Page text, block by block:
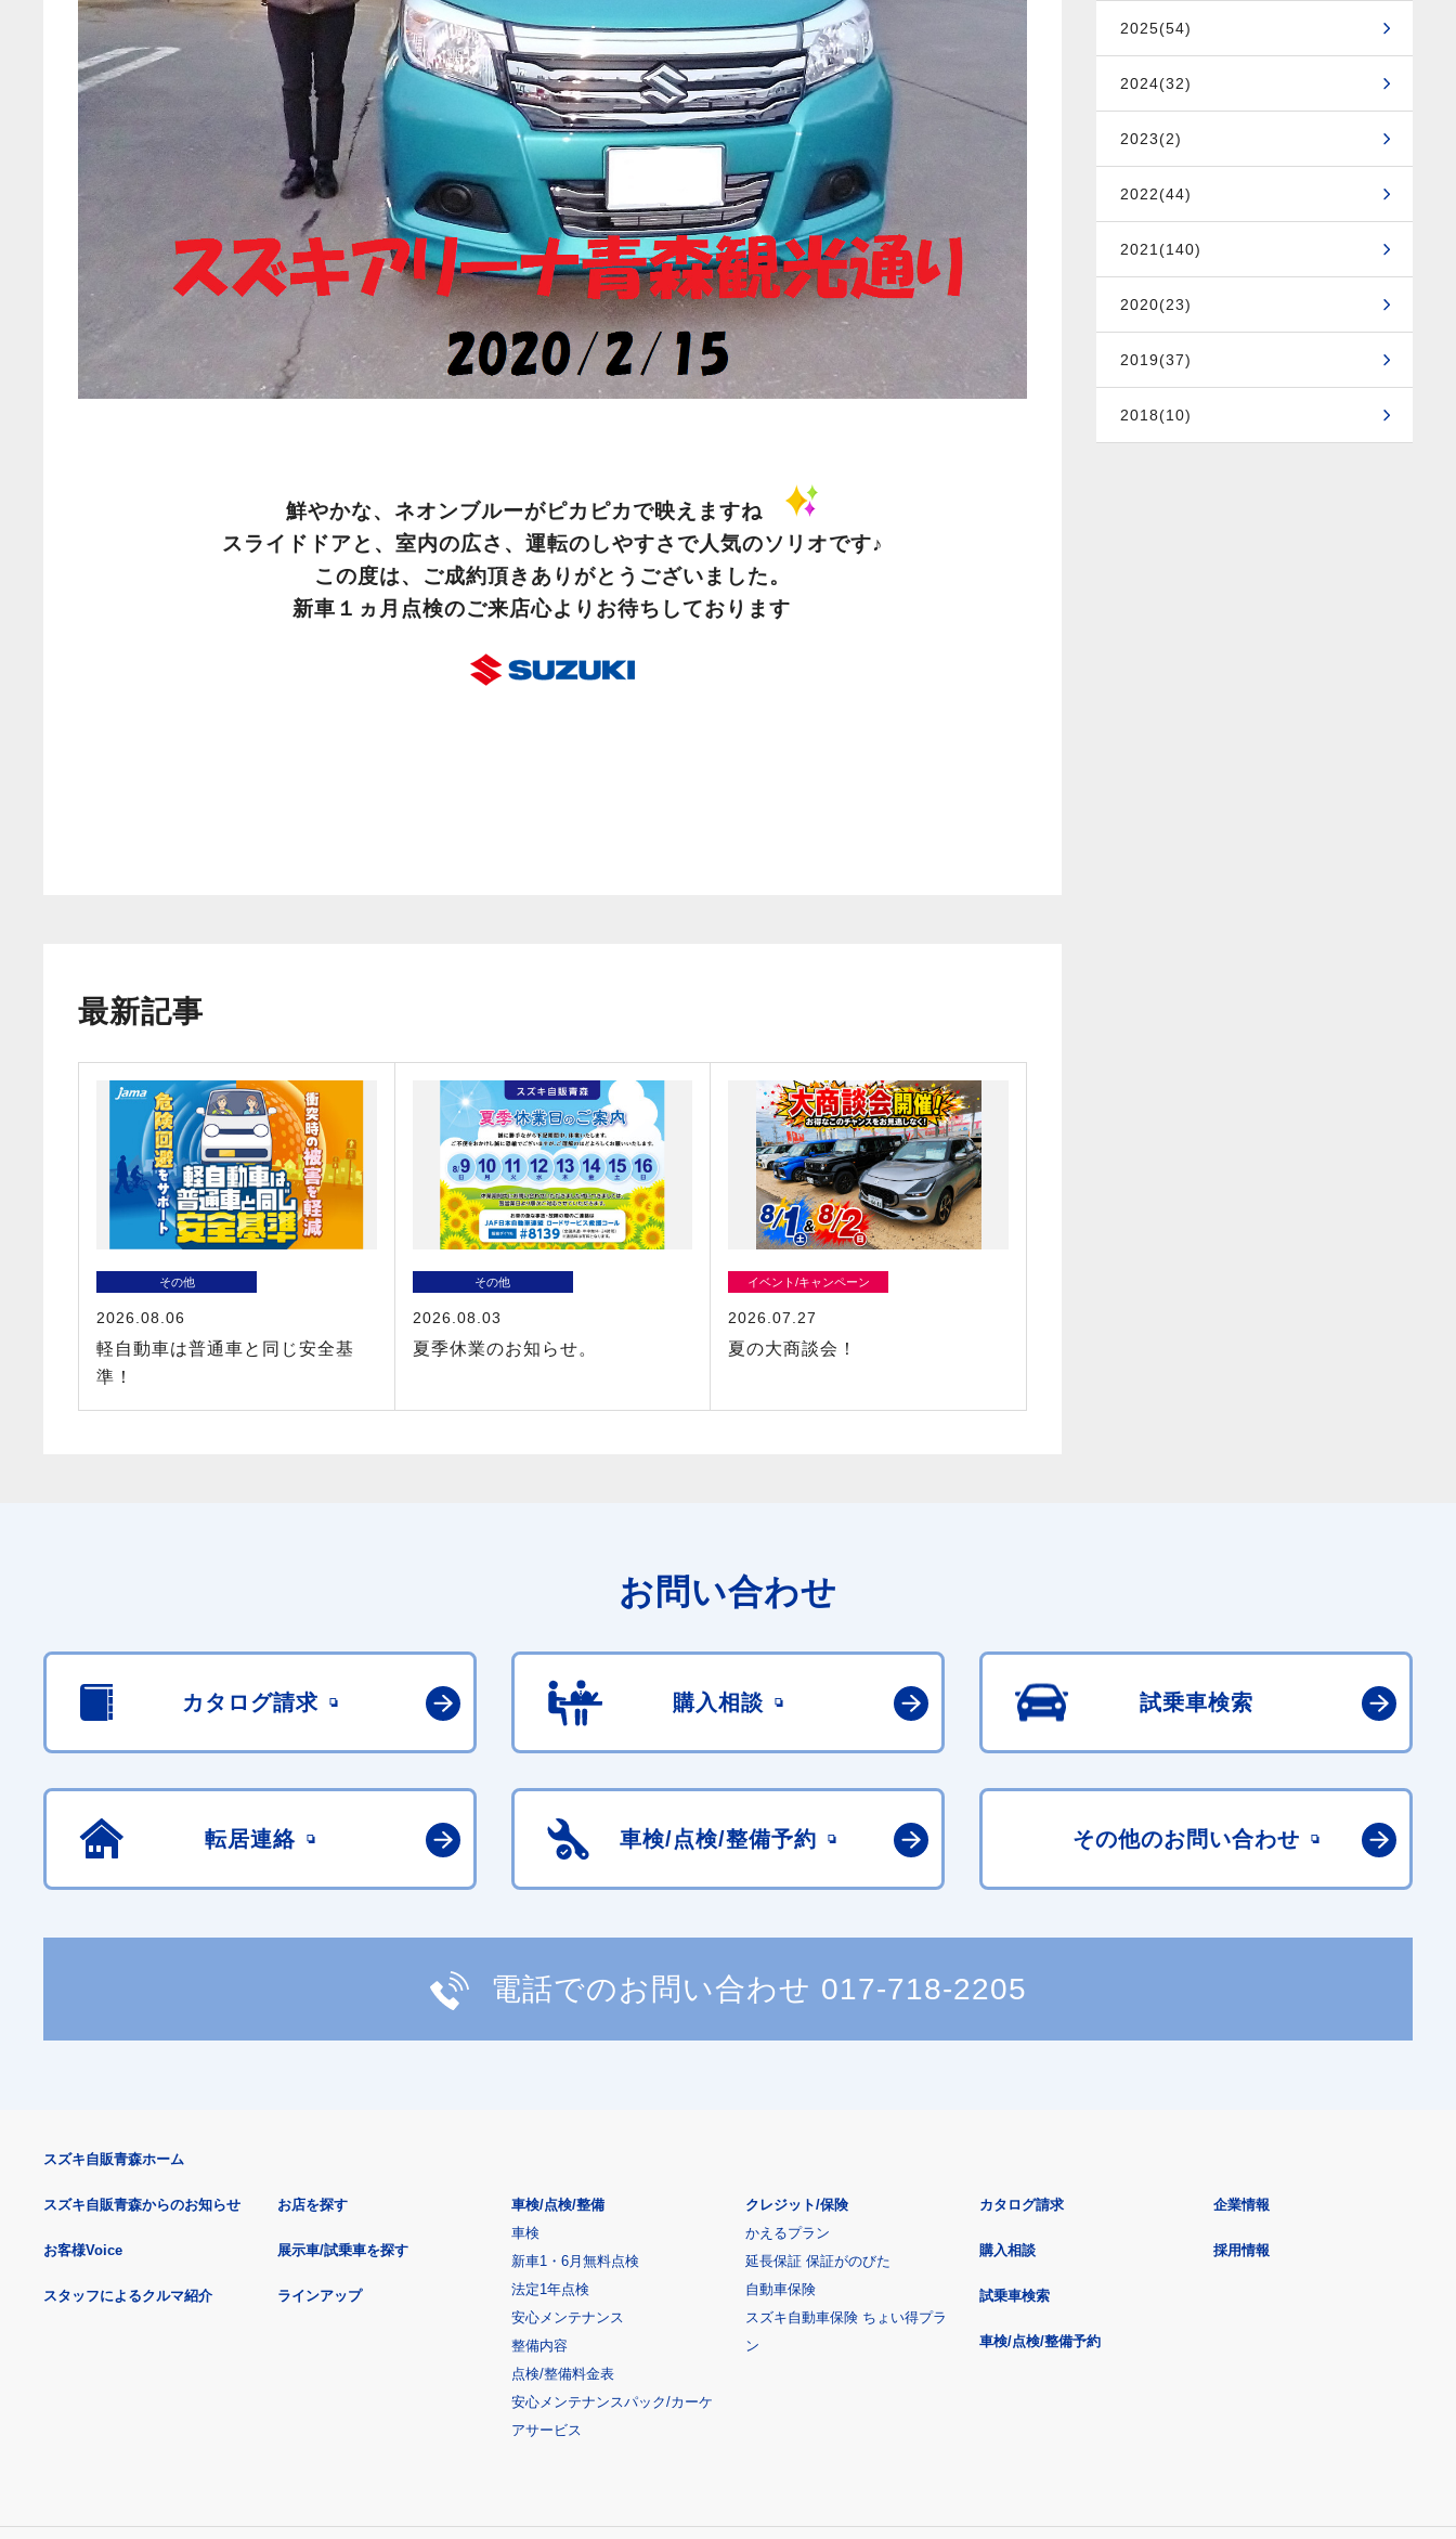
鮮やかな、ネオンブルーがピカピカで映えますね
スライドドアと、室内の広さ、運転のしやすさで人気のソリオです♪
この度は、ご成約頂きありがとうございました。
新車１ヵ月点検のご来店心よりお待ちしております
最新記事
その他
2026.08.06
軽自動車は普通車と同じ安全基
準！
その他
2026.08.03
夏季休業のお知らせ。
イベント/キャンペーン
2026.07.27
夏の大商談会！
2025(54)
2024(32)
2023(2)
2022(44)
2021(140)
2020(23)
2019(37)
2018(10)
お問い合わせ
カタログ請求 購入相談 試乗車検索
転居連絡 車検/点検/整備予約 その他のお問い合わせ
電話でのお問い合わせ 017-718-2205
スズキ自販青森ホーム
スズキ自販青森からのお知らせ
お客様Voice
スタッフによるクルマ紹介
お店を探す
展示車/試乗車を探す
ラインアップ
車検/点検/整備
車検
新車1・6月無料点検
法定1年点検
安心メンテナンス
整備内容
点検/整備料金表
安心メンテナンスパック/カーケ
アサービス
クレジット/保険
かえるプラン
延長保証 保証がのびた
自動車保険
スズキ自動車保険 ちょい得プラ
ン
カタログ請求
購入相談
試乗車検索
車検/点検/整備予約
企業情報
採用情報